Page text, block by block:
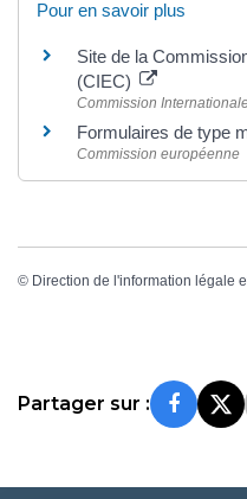
Pour en savoir plus
Site de la
(CIEC)
Commission
Formulaires de type
Commission européenne
© Direction de l'information légale
Partager sur :